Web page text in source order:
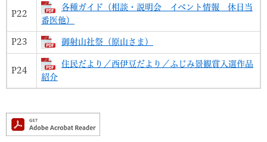
P22
各種ガイド（相談・説明会 イベント情報 休日当
番医他）
P23 御射山社祭（原山さま）
P24
住民だより／西伊豆だより／ふじみ景観賞入選作品
紹介